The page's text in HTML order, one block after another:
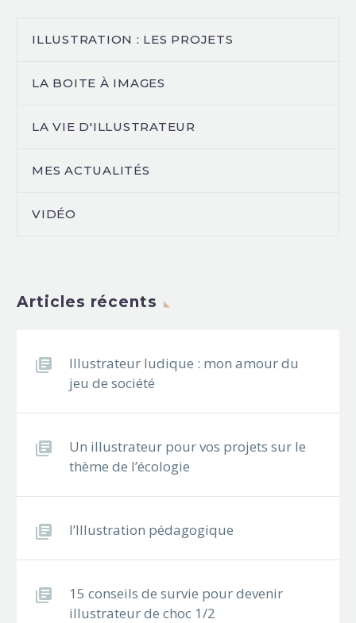
ILLUSTRATION : LES PROJETS
LA BOITE À IMAGES
LA VIE D'ILLUSTRATEUR
MES ACTUALITÉS
VIDÉO
Articles récents
Illustrateur ludique : mon amour du
jeu de société
Un illustrateur pour vos projets sur le
thème de l’écologie
l’Illustration pédagogique
15 conseils de survie pour devenir
illustrateur de choc 1/2